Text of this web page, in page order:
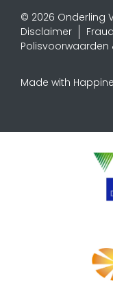
© 2026 Onderling
Disclaimer
Polisvoorwaarden
Made with